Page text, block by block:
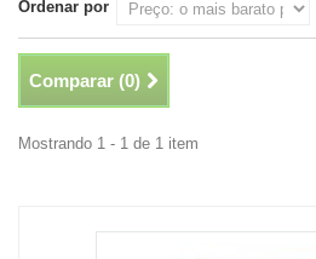
Ordenar por
Comparar (0)
Mostrando 1 - 1 de 1 item